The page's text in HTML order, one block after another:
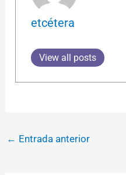
etcétera
View all posts
← Entrada anterior